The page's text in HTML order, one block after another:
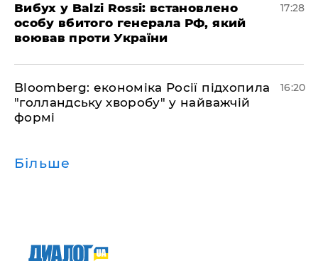
​Вибух у Balzi Rossi: встановлено
особу вбитого генерала РФ, який
воював проти України
17:28
Bloomberg: економіка Росії підхопила
"голландську хворобу" у найважчій
формі
16:20
Більше